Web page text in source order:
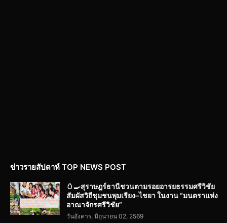
ข่าวรายสัปดาห์ TOP NEWS POST
🥚🍳สุราษฎร์ธานีชวนตามรอยอารยธรรมศรีวิชัย
สัมผัสวิถีชุมชนพุมเรียง–ไชยา ในงาน “มนตราแห่ง
อาณาจักรศรีวิชัย”
วันอังคาร, มิถุนายน 02, 2569